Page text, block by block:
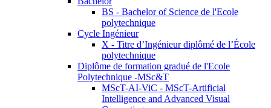
BS - Bachelor of Science de l'Ecole
polytechnique
Cycle Ingénieur
X - Titre d’Ingénieur diplômé de l’École
polytechnique
Diplôme de formation gradué de l'Ecole
Polytechnique -MSc&T
MScT-AI-ViC - MScT-Artificial
Intelligence and Advanced Visual